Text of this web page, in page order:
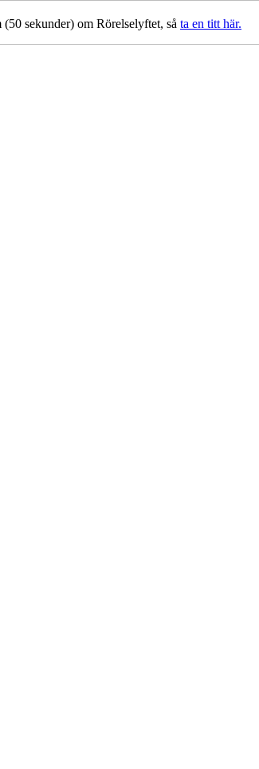
sekunder) om Rörelselyftet, så ta en titt här.